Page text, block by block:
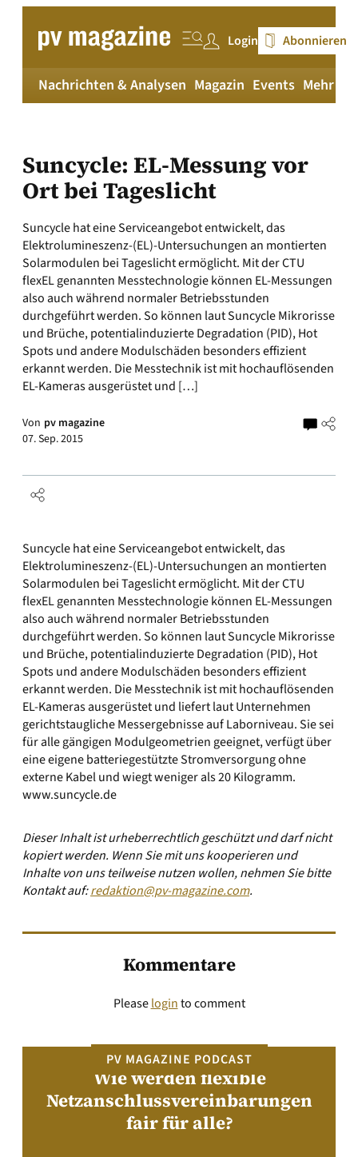
springen
Login Abonnieren
Nachrichten & Analysen Magazin Events Mehr
Suncycle: EL-Messung vor
Ort bei Tageslicht
Suncycle hat eine Serviceangebot entwickelt, das
Elektrolumineszenz-(EL)-Untersuchungen an montierten
Solarmodulen bei Tageslicht ermöglicht. Mit der CTU
flexEL genannten Messtechnologie können EL-Messungen
also auch während normaler Betriebsstunden
durchgeführt werden. So können laut Suncycle Mikrorisse
und Brüche, potentialinduzierte Degradation (PID), Hot
Spots und andere Modulschäden besonders effizient
erkannt werden. Die Messtechnik ist mit hochauflösenden
EL-Kameras ausgerüstet und […]
Von pv magazine
07. Sep. 2015
Suncycle hat eine Serviceangebot entwickelt, das
Elektrolumineszenz-(EL)-Untersuchungen an montierten
Solarmodulen bei Tageslicht ermöglicht. Mit der CTU
flexEL genannten Messtechnologie können EL-Messungen
also auch während normaler Betriebsstunden
durchgeführt werden. So können laut Suncycle Mikrorisse
und Brüche, potentialinduzierte Degradation (PID), Hot
Spots und andere Modulschäden besonders effizient
erkannt werden. Die Messtechnik ist mit hochauflösenden
EL-Kameras ausgerüstet und liefert laut Unternehmen
gerichtstaugliche Messergebnisse auf Laborniveau. Sie sei
für alle gängigen Modulgeometrien geeignet, verfügt über
eine eigene batteriegestützte Stromversorgung ohne
externe Kabel und wiegt weniger als 20 Kilogramm.
www.suncycle.de
Dieser Inhalt ist urheberrechtlich geschützt und darf nicht
kopiert werden. Wenn Sie mit uns kooperieren und
Inhalte von uns teilweise nutzen wollen, nehmen Sie bitte
Kontakt auf:redaktion@pv-magazine.com.
Kommentare
Pleaseloginto comment
PV MAGAZINE PODCAST
Wie werden flexible
Netzanschlussvereinbarungen
fair für alle?